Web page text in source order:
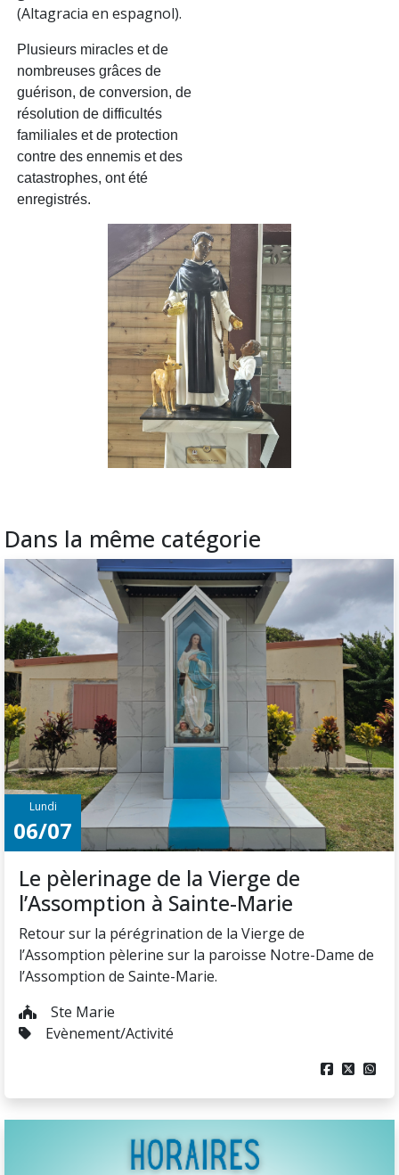
Dans la même catégorie
Le pèlerinage de la Vierge de
l’Assomption pèlerine sur la paroisse Notre-Dame de
l’Assomption de Sainte-Marie.
Ste Marie
Evènement/Activité
  
Lundi
06/07
Horaires des messes Juillet - Août
2026
Retrouvez les horaires des messes pendant les
Evènement/Activité